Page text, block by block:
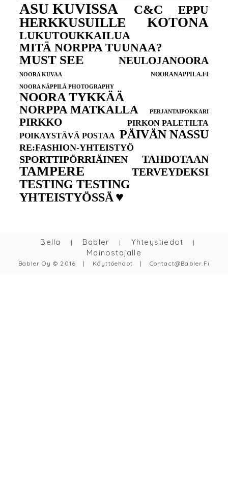
ASU KUVISSA C&C EPPU
HERKKUSUILLE KOTONA
LUKUTOUKKAILUA
MITÄ NORPPA TUUNAA?
MUST SEE NEULOJANOORA
NOORA KUVAA NOORANAPPILA.FI
NOORA NÄPPILÄ PHOTOGRAPHY
NOORA TYKKÄÄ
NORPPA MATKALLA PERJANTAIPOKKARI
PIRKKO
PIRKON PALETILTA
POIKAYSTÄVÄ POSTAA PÄIVÄN NASSU
RE:FASHION-YHTEISTYÖ
SPORTTIPÖRRIÄINEN TAHDOTAAN
TAMPERE TERVEYDEKSI
TESTING TESTING
YHTEISTYÖSSÄ♥
Bella | Babler | Yhteystiedot |
Mainostajalle
Babler Oy © 2016 | Käyttöehdot | Contact@babler.fi